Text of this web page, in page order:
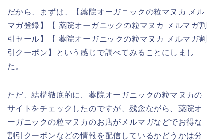
だから、まずは、【薬院オーガニックの粒マヌカ メル
マガ登録】【 薬院オーガニックの粒マヌカ メルマガ割
引セール】【 薬院オーガニックの粒マヌカ メルマガ割
引クーポン】という感じで調べてみることにしまし
た。
ただ、結構徹底的に、薬院オーガニックの粒マヌカの
サイトをチェックしたのですが、残念ながら、薬院オ
ーガニックの粒マヌカのお店がメルマガなどでお得な
割引クーポンなどの情報を配信しているかどうかは分